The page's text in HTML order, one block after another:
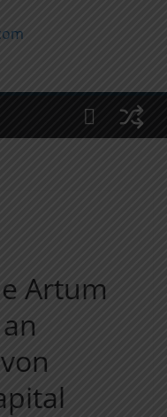
Artum